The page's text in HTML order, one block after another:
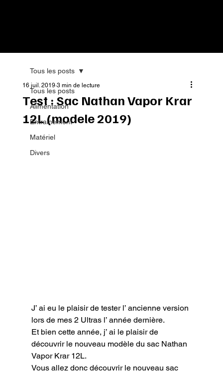
Tous les posts
Alimentation
Entrainement
Matériel
Divers
Tous les posts
Test : Sac Nathan Vapor Krar
12L (modele 2019)
16 juil. 2019 3 min de lecture
J’ ai eu le plaisir de tester l’ ancienne version
lors de mes 2 Ultras l’ année dernière.
Et bien cette année, j’ ai le plaisir de
découvrir le nouveau modèle du sac Nathan
Vapor Krar 12L.
Vous allez donc découvrir le nouveau sac